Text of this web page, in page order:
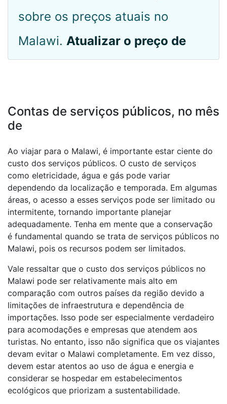
sobre os preços atuais no
Malawi. Atualizar o preço de
Contas de serviços públicos, no mês
de
Ao viajar para o Malawi, é importante estar ciente do
custo dos serviços públicos. O custo de serviços
como eletricidade, água e gás pode variar
dependendo da localização e temporada. Em algumas
áreas, o acesso a esses serviços pode ser limitado ou
intermitente, tornando importante planejar
adequadamente. Tenha em mente que a conservação
é fundamental quando se trata de serviços públicos no
Malawi, pois os recursos podem ser limitados.
Vale ressaltar que o custo dos serviços públicos no
Malawi pode ser relativamente mais alto em
comparação com outros países da região devido a
limitações de infraestrutura e dependência de
importações. Isso pode ser especialmente verdadeiro
para acomodações e empresas que atendem aos
turistas. No entanto, isso não significa que os viajantes
devam evitar o Malawi completamente. Em vez disso,
devem estar atentos ao uso de água e energia e
considerar se hospedar em estabelecimentos
ecológicos que priorizam a sustentabilidade.